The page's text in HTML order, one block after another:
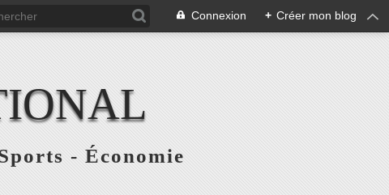
Connexion + Créer mon blog
- Économie